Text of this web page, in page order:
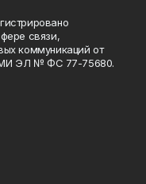
связи,
коммуникаций от
ЭЛ № ФС 77-75680.